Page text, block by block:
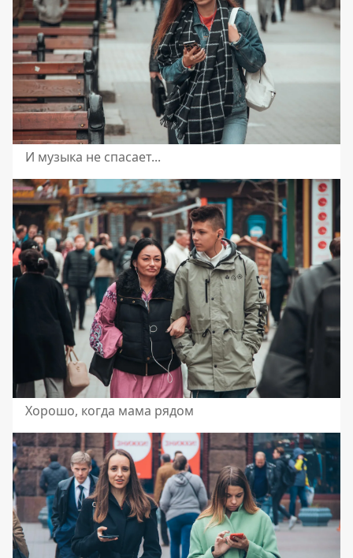
И музыка не спасает...
Хорошо, когда мама рядом